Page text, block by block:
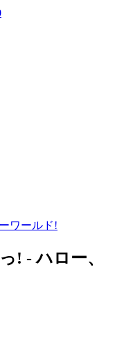
ワールド!
! -ハロー、